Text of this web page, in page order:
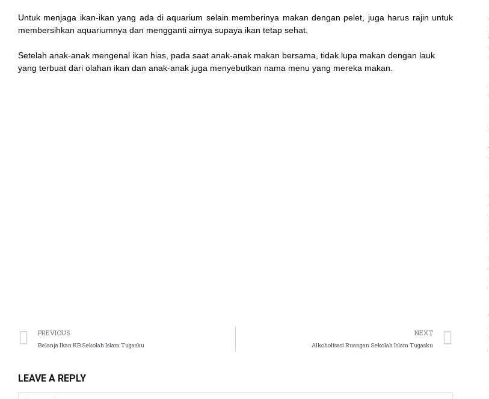
Untuk menjaga ikan-ikan yang ada di aquarium selain memberinya makan dengan pelet, juga harus rajin untuk
membersihkan aquariumnya dan mengganti airnya supaya ikan tetap sehat.
Setelah anak-anak mengenal ikan hias, pada saat anak-anak makan bersama, tidak lupa makan dengan lauk
yang terbuat dari olahan ikan dan anak-anak juga menyebutkan nama menu yang mereka makan.
PREVIOUS
Belanja Ikan KB Sekolah Islam Tugasku
NEXT
Alkoholisasi Ruangan Sekolah Islam Tugasku
LEAVE A REPLY